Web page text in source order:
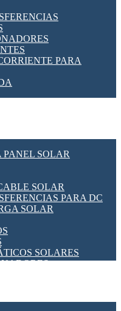
PARA
PANEL SOLAR
SOLAR
PARA DC
SOLAR
SOLARES